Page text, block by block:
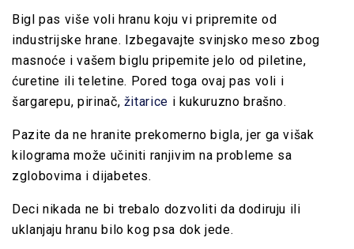
Bigl pas više voli hranu koju vi pripremite od
industrijske hrane. Izbegavajte svinjsko meso zbog
masnoće i vašem biglu pripemite jelo od piletine,
ćuretine ili teletine. Pored toga ovaj pas voli i
šargarepu, pirinač, žitarice i kukuruzno brašno.
Pazite da ne hranite prekomerno bigla, jer ga višak
kilograma može učiniti ranjivim na probleme sa
zglobovima i dijabetes.
Deci nikada ne bi trebalo dozvoliti da dodiruju ili
uklanjaju hranu bilo kog psa dok jede.